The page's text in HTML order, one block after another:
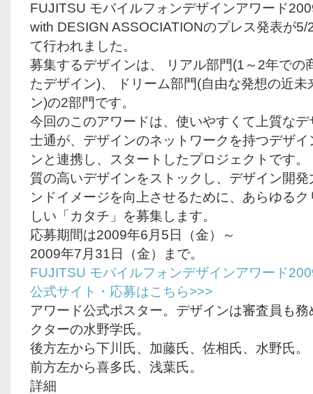
FUJITSU モバイルフォンデザインアワード
with DESIGN ASSOCIATIONのプレス発表が5/
て行われました。
募集するデザインは、 リアル部門(1～2年での
たデザイン)、 ドリーム部門(自由な発想の近未
ン)の2部門です。
今回のこのアワードは、使いやすくて上質な
士通が、デザインのネットワークを持つデザ
ンと連携し、スタートしたプロジェクトです。
質の高いデザインをストックし、デザイン開
ンドイメージを向上させるために、あらゆる
しい「カタチ」を募集します。
応募期間は2009年6月5日（金）～
2009年7月31日（金）まで。
FUJITSU モバイルフォンデザインアワード
公式サイト・応募はこちら>>>
アワード公式ポスター。デザインは審査員も
クターの水野学氏。
後方左から下川氏、加藤氏、佐相氏、水野氏。
前方左から喜多氏、浅葉氏。
詳細